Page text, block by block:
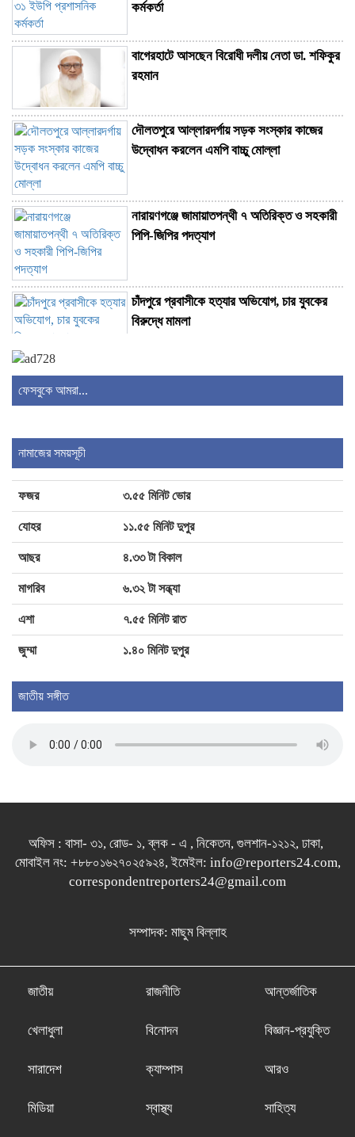
কর্মকর্তা
বাগেরহাটে আসছেন বিরোধী দলীয় নেতা ডা. শফিকুর
রহমান
দৌলতপুরে আল্লারদর্গায় সড়ক সংস্কার কাজের
উদ্বোধন করলেন এমপি বাচ্চু মোল্লা
নারায়ণগঞ্জে জামায়াতপন্থী ৭ অতিরিক্ত ও সহকারী
পিপি-জিপির পদত্যাগ
চাঁদপুরে প্রবাসীকে হত্যার অভিযোগ, চার যুবকের
বিরুদ্ধে মামলা
পঞ্চগড়ে ১১ দলীয় ঐক্যজোটের বিক্ষোভ মিছিল ও
আদালতে মামলা পরিচালনার সময় মৃত্যু চাঁদপুরের
সাবেক বার সভাপতি রুহুল আমিনের
জিলাপিতে ক্ষতিকর রাসায়নিক, মেয়াদোত্তীর্ণ পণ্য:
চাঁদপুরে ৩ প্রতিষ্ঠানকে জরিমানা
ফেসবুকে আমরা...
নামাজের সময়সূচী
ফজর ৩.৫৫ মিনিট ভোর
যোহর ১১.৫৫ মিনিট দুপুর
আছর ৪.৩৩ টা বিকাল
মাগরিব ৬.৩২ টা সন্ধ্যা
এশা ৭.৫৫ মিনিট রাত
জুম্মা ১.৪০ মিনিট দুপুর
জাতীয় সঙ্গীত
অফিস : বাসা- ৩১, রোড- ১, ব্লক - এ , নিকেতন, গুলশান-১২১২, ঢাকা,
মোবাইল নং: +৮৮০১৬২৭০২৫৯২৪, ইমেইল: info@reporters24.com,
correspondentreporters24@gmail.com
সম্পাদক: মাছুম বিল্লাহ
জাতীয় রাজনীতি আন্তর্জাতিক
খেলাধুলা বিনোদন বিজ্ঞান-প্রযুক্তি
সারাদেশ ক্যাম্পাস আরও
মিডিয়া স্বাস্থ্য সাহিত্য